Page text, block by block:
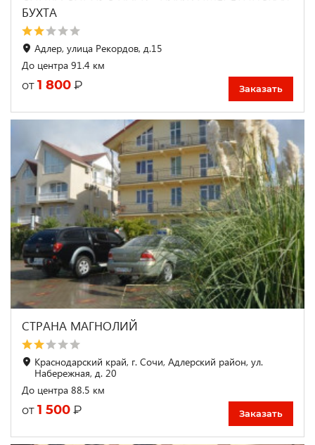
БУХТА
Адлер, улица Рекордов, д.15
До центра 91.4 км
от 1 800 ₽ Заказать
СТРАНА МАГНОЛИЙ
Краснодарский край, г. Сочи, Адлерский район, ул.
Набережная, д. 20
До центра 88.5 км
от 1 500 ₽ Заказать